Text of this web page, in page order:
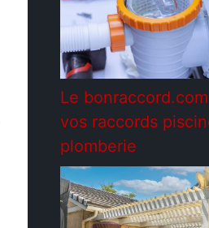
Le
vos raccords
plomberie